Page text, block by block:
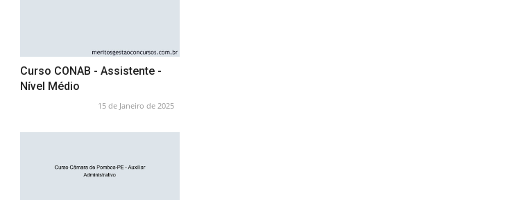
Curso CONAB - Assistente -
Nível Médio
15 de Janeiro de 2025